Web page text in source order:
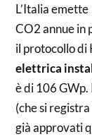
L’Italia
CO2 annue in
il protocollo di
elettrica
è di 106 GWp.
(che si
già approvati